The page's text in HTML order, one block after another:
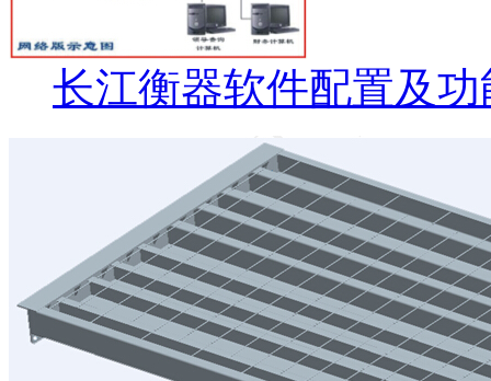
长江衡器软件配置及功